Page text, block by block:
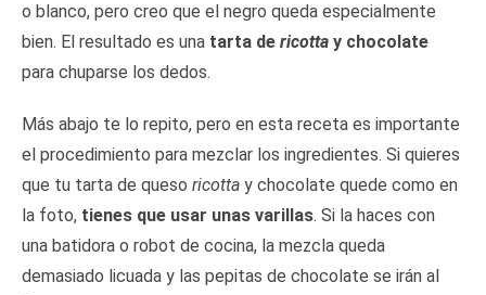
o blanco, pero creo que el negro queda especialmente
bien. El resultado es una tarta de ricotta y chocolate
para chuparse los dedos.
Más abajo te lo repito, pero en esta receta es importante
el procedimiento para mezclar los ingredientes. Si quieres
que tu tarta de queso ricotta y chocolate quede como en
la foto, tienes que usar unas varillas. Si la haces con
una batidora o robot de cocina, la mezcla queda
demasiado licuada y las pepitas de chocolate se irán al